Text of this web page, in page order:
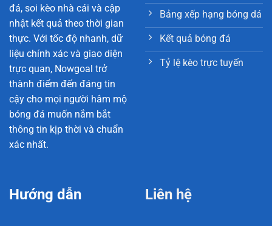
đá, soi kèo nhà cái và cập
nhật kết quả theo thời gian
thực. Với tốc độ nhanh, dữ
liệu chính xác và giao diện
trực quan, Nowgoal trở
thành điểm đến đáng tin
cậy cho mọi người hâm mộ
bóng đá muốn nắm bắt
thông tin kịp thời và chuẩn
xác nhất.
Bảng xếp hạng bóng dá
Kết quả bóng đá
Tỷ lệ kèo trực tuyến
Hướng dẫn Liên hệ